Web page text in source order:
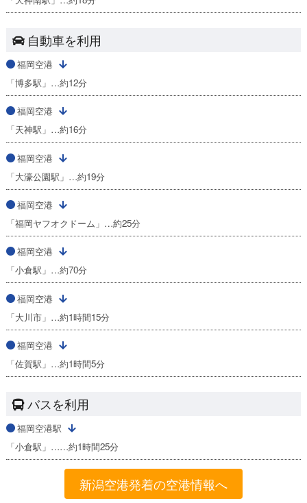
自動車を利用
福岡空港
「博多駅」…約12分
福岡空港
「天神駅」…約16分
福岡空港
「大濠公園駅」…約19分
福岡空港
「福岡ヤフオクドーム」…約25分
福岡空港
「小倉駅」…約70分
福岡空港
「大川市」…約1時間15分
福岡空港
「佐賀駅」…約1時間5分
バスを利用
福岡空港駅
「小倉駅」……約1時間25分
新潟空港発着の空港情報へ